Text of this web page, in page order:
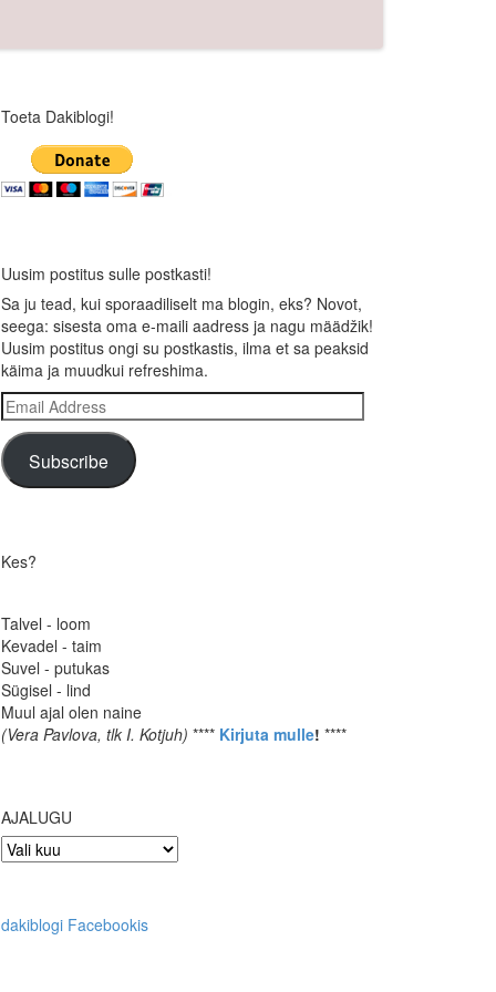
Toeta Dakiblogi!
Uusim postitus sulle postkasti!
Sa ju tead, kui sporaadiliselt ma blogin, eks? Novot,
seega: sisesta oma e-maili aadress ja nagu määdžik!
Uusim postitus ongi su postkastis, ilma et sa peaksid
käima ja muudkui refreshima.
Email
Address
Subscribe
Kes?
Talvel - loom
Kevadel - taim
Suvel - putukas
Sügisel - lind
Muul ajal olen naine
(Vera Pavlova, tlk I. Kotjuh) **** Kirjuta mulle! ****
AJALUGU
AJALUGU
dakiblogi Facebookis